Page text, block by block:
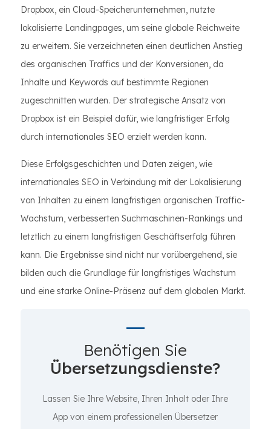
Dropbox, ein Cloud-Speicherunternehmen, nutzte
lokalisierte Landingpages, um seine globale Reichweite
zu erweitern. Sie verzeichneten einen deutlichen Anstieg
des organischen Traffics und der Konversionen, da
Inhalte und Keywords auf bestimmte Regionen
zugeschnitten wurden. Der strategische Ansatz von
Dropbox ist ein Beispiel dafür, wie langfristiger Erfolg
durch internationales SEO erzielt werden kann.
Diese Erfolgsgeschichten und Daten zeigen, wie
internationales SEO in Verbindung mit der Lokalisierung
von Inhalten zu einem langfristigen organischen Traffic-
Wachstum, verbesserten Suchmaschinen-Rankings und
letztlich zu einem langfristigen Geschäftserfolg führen
kann. Die Ergebnisse sind nicht nur vorübergehend, sie
bilden auch die Grundlage für langfristiges Wachstum
und eine starke Online-Präsenz auf dem globalen Markt.
Benötigen Sie
Übersetzungsdienste?
Lassen Sie Ihre Website, Ihren Inhalt oder Ihre
App von einem professionellen Übersetzer